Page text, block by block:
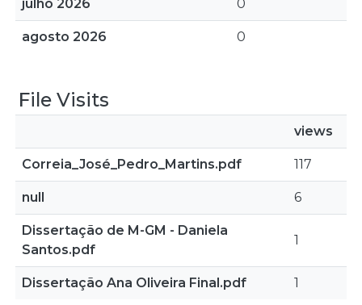
julho 2026 0
agosto 2026 0
File Visits
views
Correia_José_Pedro_Martins.pdf 117
null 6
Dissertação de M-GM - Daniela
Santos.pdf
1
Dissertação Ana Oliveira Final.pdf 1